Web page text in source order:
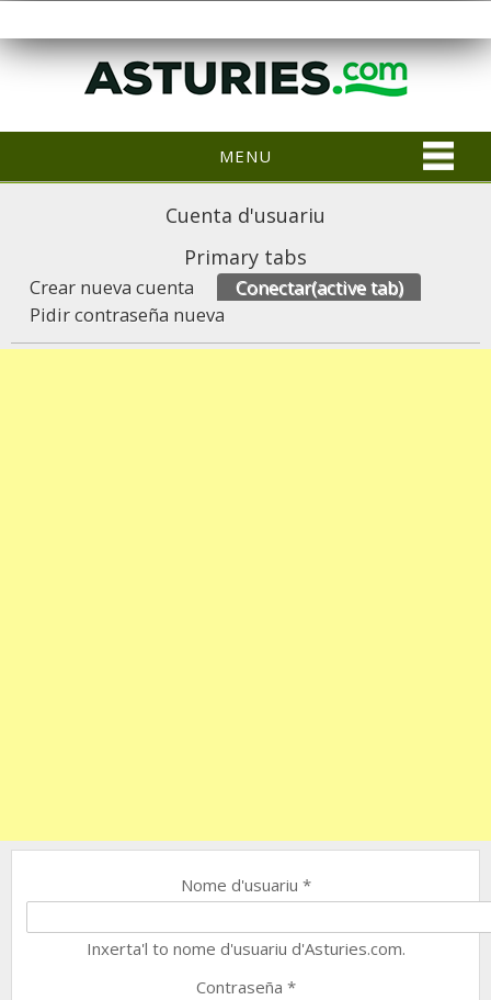
MENU
Cuenta d'usuariu
Primary tabs
Crear nueva cuenta Conectar(active tab)
Pidir contraseña nueva
Nome d'usuariu *
Inxerta'l to nome d'usuariu d'Asturies.com.
Contraseña *